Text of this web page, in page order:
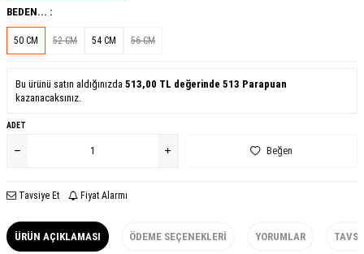
BEDEN... :
50 CM 52 CM 54 CM 56 CM
Bu ürünü satın aldığınızda 513,00 TL değerinde 513 Parapuan
kazanacaksınız.
ADET
Beğen
Tavsiye Et Fiyat Alarmı
ÜRÜN AÇIKLAMASI ÖDEME SEÇENEKLERI YORUMLAR